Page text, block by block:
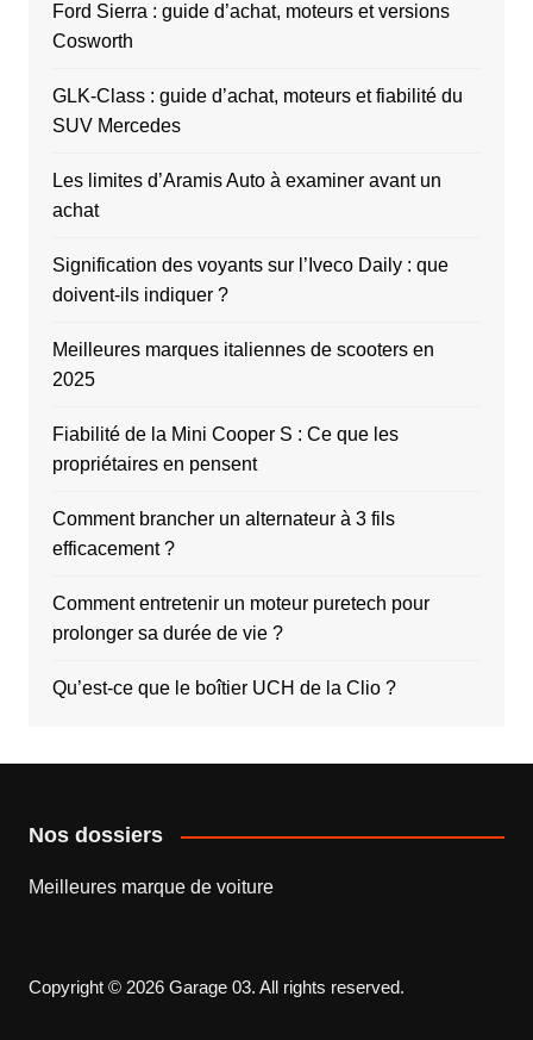
Ford Sierra : guide d’achat, moteurs et versions
Cosworth
GLK-Class : guide d’achat, moteurs et fiabilité du
SUV Mercedes
Les limites d’Aramis Auto à examiner avant un
achat
Signification des voyants sur l’Iveco Daily : que
doivent-ils indiquer ?
Meilleures marques italiennes de scooters en
2025
Fiabilité de la Mini Cooper S : Ce que les
propriétaires en pensent
Comment brancher un alternateur à 3 fils
efficacement ?
Comment entretenir un moteur puretech pour
prolonger sa durée de vie ?
Qu’est-ce que le boîtier UCH de la Clio ?
Nos dossiers
Meilleures marque de voiture
Copyright © 2026 Garage 03. All rights reserved.